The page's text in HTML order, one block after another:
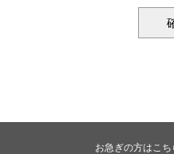
お急ぎの方はこ